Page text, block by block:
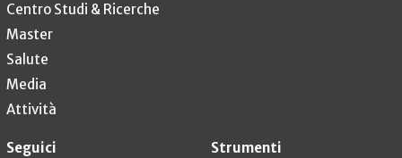
Centro Studi & Ricerche
Master
Salute
Media
Attività
Seguici Strumenti